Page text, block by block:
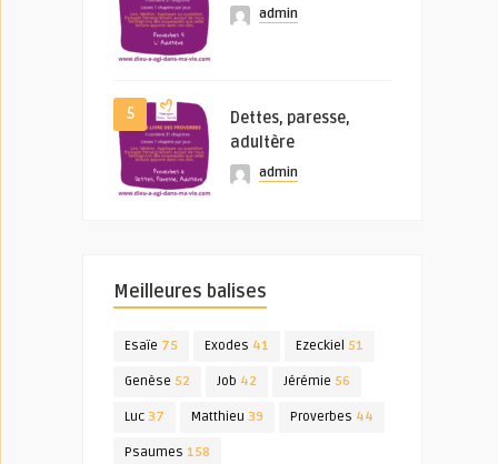
admin
5
Dettes, paresse,
adultère
admin
Meilleures balises
Esaïe 75 Exodes 41 Ezeckiel 51
Genèse 52 Job 42 Jérémie 56
Luc 37 Matthieu 39 Proverbes 44
Psaumes 158